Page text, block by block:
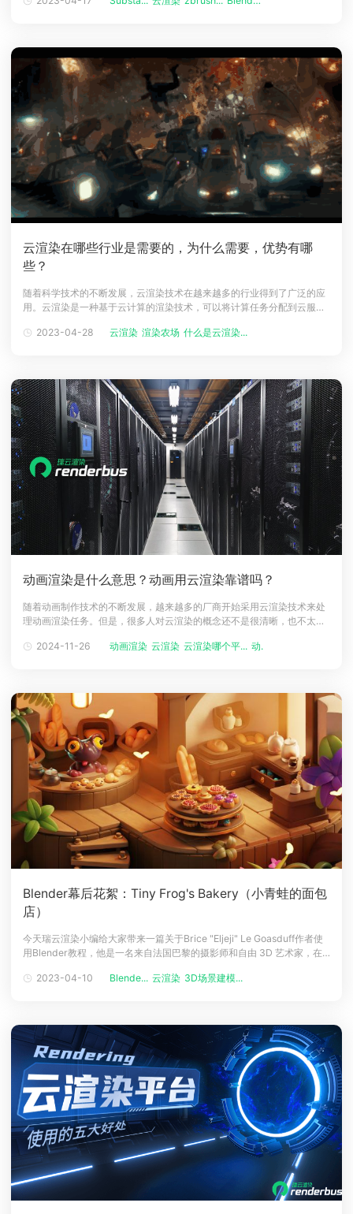
程选项，为确保一切正常运行并检测任何错误，我以 512 分辨率对法线贴
云渲染在哪些行业是需要的，为什么需要，优势有哪
些？
随着科学技术的不断发展，云渲染技术在越来越多的行业得到了广泛的应
用。云渲染是一种基于云计算的渲染技术，可以将计算任务分配到云服务
小编将讨论哪些行业需要云渲染，为什么需要它，以及它的优势。一、哪
2023-04-28 云渲染 渲染农场 什么是云渲染...
动画渲染是什么意思？动画用云渲染靠谱吗？
随着动画制作技术的不断发展，越来越多的厂商开始采用云渲染技术来处
理动画渲染任务。但是，很多人对云渲染的概念还不是很清晰，也不太了
以及云渲染的优势、劣势等多个方面对这个问题做出详细阐述。一、动画
2024-11-26 动画渲染 云渲染 云渲染哪个平... 动画渲染农场
Blender幕后花絮：Tiny Frog's Bakery（小青蛙的面包
店）
今天瑞云渲染小编给大家带来一篇关于Brice "Eljeji" Le Goasduff作者使
用Blender教程，他是一名来自法国巴黎的摄影师和自由 3D 艺术家，在
Frog's Bakery（小青蛙的面包店）的制作过程吧。创作来源对于这个特
2023-04-10 Blende... 云渲染 3D场景建模...